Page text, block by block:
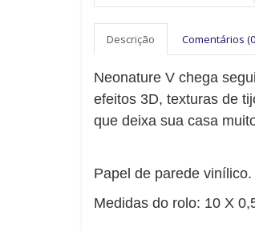
Descrição Comentários
Neonature V chega
efeitos 3D, texturas de
que deixa sua casa
Papel de parede vinílico.
Medidas do rolo: 10 X